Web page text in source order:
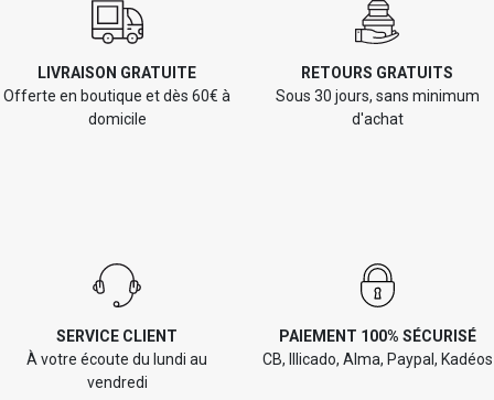
LIVRAISON GRATUITE
Offerte en boutique et dès 60€ à
domicile
RETOURS GRATUITS
Sous 30 jours, sans minimum
d'achat
SERVICE CLIENT
À votre écoute du lundi au
vendredi
PAIEMENT 100% SÉCURISÉ
CB, Illicado, Alma, Paypal, Kadéos